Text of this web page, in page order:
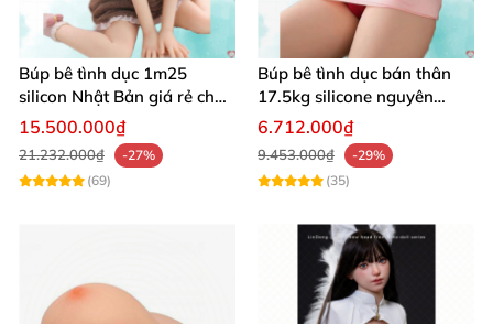
Búp bê tình dục 1m25
silicon Nhật Bản giá rẻ chất
lượng cao
15.500.000₫
21.232.000₫
-27%
(69)
Búp bê tình dục bán thân
17.5kg silicone nguyên
khối, mềm mại, giống thật,
chất lượng cao
6.712.000₫
9.453.000₫
-29%
(35)